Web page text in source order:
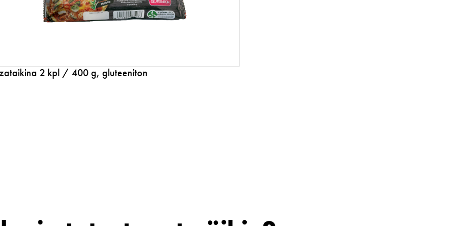
2 kpl / 400 g, gluteeniton